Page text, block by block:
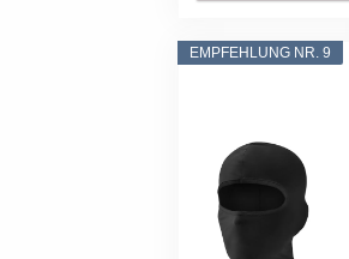
EMPFEHLUNG NR. 9